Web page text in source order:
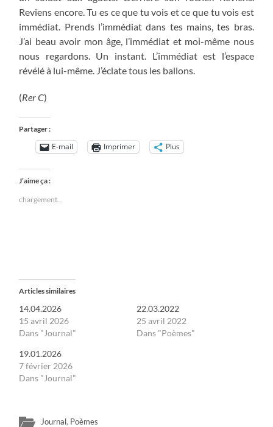
Reviens encore. Tu es ce que tu vois et ce que tu vois est
immédiat. Prends l’immédiat dans tes mains, tes bras.
J’ai beau avoir mon âge, l’immédiat et moi-même nous
nous regardons. Un instant. L’immédiat est l’espace
révélé à lui-même. J’éclate tous les ballons.
(Rer C)
Partager :
E-mail Imprimer Plus
J’aime ça :
chargement…
Articles similaires
14.04.2026
15 avril 2026
Dans "Journal"
22.03.2022
25 avril 2022
Dans "Poèmes"
19.01.2026
7 février 2026
Dans "Journal"
Journal, Poèmes